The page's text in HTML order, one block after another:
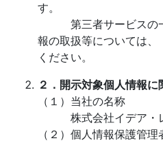
す。
第三者サービスの一
報の取扱等については、
ください。
２．開示対象個人情報
（１）当社の名称
株式会社イデア・
（２）個人情報保護管理